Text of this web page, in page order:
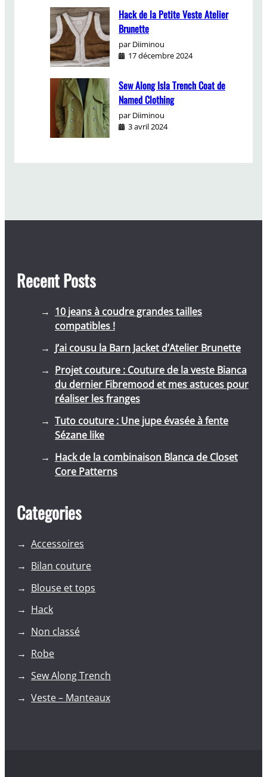
Hack de la Petite Veste Atelier
Brunette
par Diiminou
17 décembre 2024
Sew Along Isla Trench Coat de
Named Clothing
par Diiminou
3 avril 2024
Recent Posts
10 jeans à coudre grandes tailles
compatibles !
J’ai cousu la Barn Jacket d’Atelier Brunette
Projet couture : Couture de la veste Bianca
du dernier Fibremood et mes astuces pour
réaliser les franges
Tuto couture : Une jupe évasée à fente
Sézane like
Hack de la combinaison Blanca de Closet
Core Patterns
Categories
Accessoires
Bilan couture
Blouse et tops
Hack
Non classé
Robe
Sew Along Trench
Veste – Manteaux